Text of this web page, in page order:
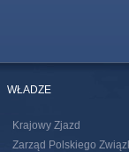
WŁADZE
Krajowy Zjazd
Zarząd Polskiego